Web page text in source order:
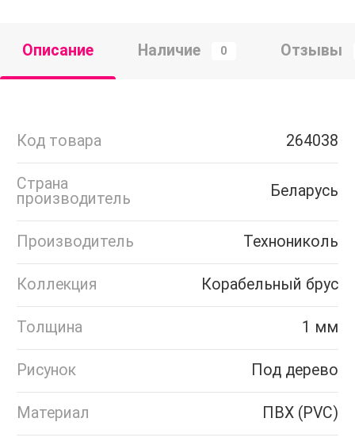
Описание Наличие 0 Отзывы
Код товара 264038
Страна
производитель
Беларусь
Производитель Технониколь
Коллекция Корабельный брус
Толщина 1 мм
Рисунок Под дерево
Материал ПВХ (PVC)